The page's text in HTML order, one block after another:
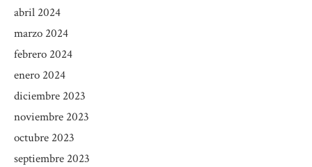
abril 2024
marzo 2024
febrero 2024
enero 2024
diciembre 2023
noviembre 2023
octubre 2023
septiembre 2023